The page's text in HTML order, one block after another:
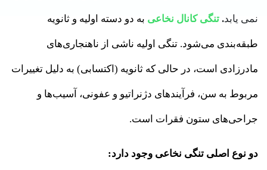
نمی یابد. تنگی کانال نخاعی به دو دسته اولیه و ثانویه
طبقه‌بندی می‌شود. تنگی اولیه ناشی از ناهنجاری‌های
مادرزادی است، در حالی که ثانویه (اکتسابی) به دلیل تغییرات
مربوط به سن، فرآیند‌های دژنراتیو و عفونی، آسیب‌ها و
جراحی‌های ستون فقرات است.
دو نوع اصلی تنگی نخاعی وجود دارد: